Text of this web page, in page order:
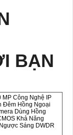
BẠN
Công Nghệ IP
Đêm Hồng Ngoại
Dùng Hồng
Khả Năng
Sáng DWDR